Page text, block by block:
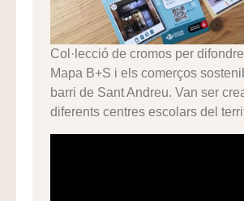
Col·lecció de cromos per difondre
Mapa B+S i els comerços
barri de Sant Andreu. Van ser
diferents centres escolars del